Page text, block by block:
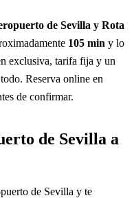
de Sevilla y Rota
105 min y lo
exclusiva, tarifa fija y un
Reserva online en
de confirmar.
de Sevilla a
de Sevilla y te